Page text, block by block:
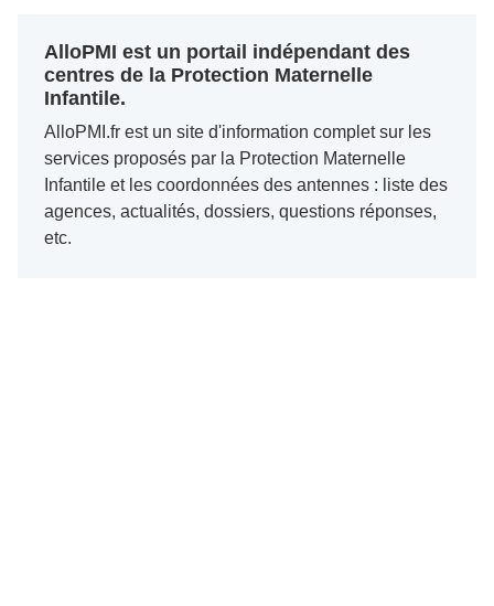
AlloPMI est un portail indépendant des
centres de la Protection Maternelle
Infantile.
AlloPMI.fr est un site d'information complet sur les
services proposés par la Protection Maternelle
Infantile et les coordonnées des antennes : liste des
agences, actualités, dossiers, questions réponses,
etc.